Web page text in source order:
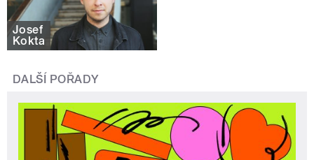
Josef
Kokta
DALŠÍ POŘADY